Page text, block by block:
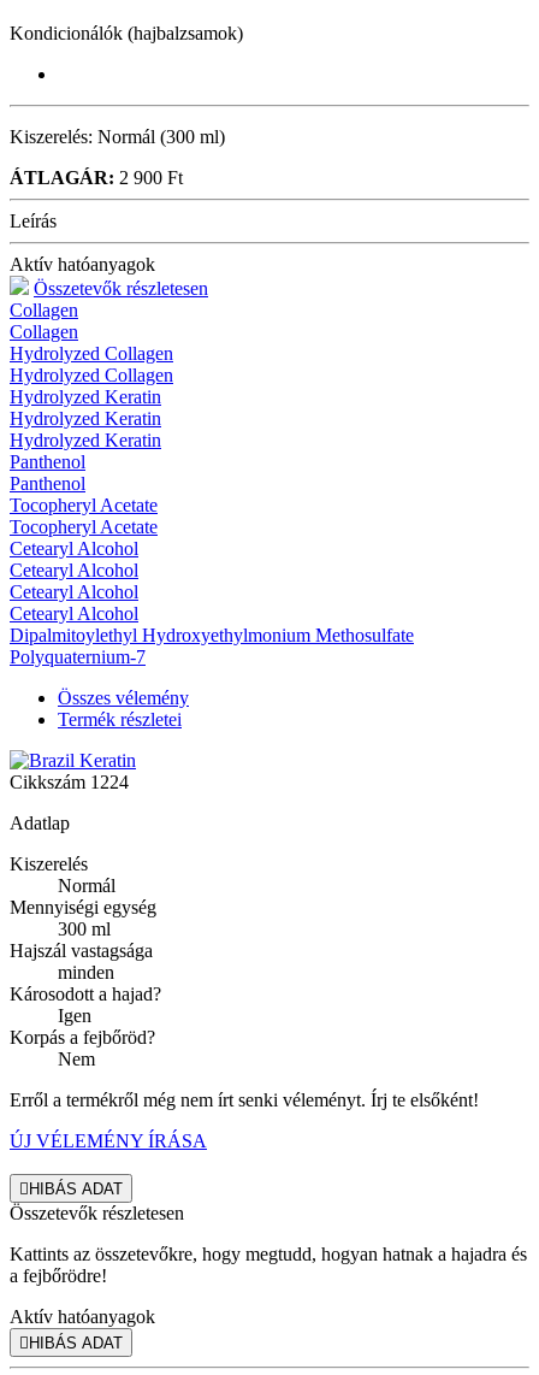
Kondicionálók (hajbalzsamok)
Kiszerelés: Normál (300 ml)
ÁTLAGÁR: 2 900 Ft
Leírás
Aktív hatóanyagok
Összetevők részletesen
Collagen
Collagen
Hydrolyzed Collagen
Hydrolyzed Collagen
Hydrolyzed Keratin
Hydrolyzed Keratin
Hydrolyzed Keratin
Panthenol
Panthenol
Tocopheryl Acetate
Tocopheryl Acetate
Cetearyl Alcohol
Cetearyl Alcohol
Cetearyl Alcohol
Cetearyl Alcohol
Dipalmitoylethyl Hydroxyethylmonium Methosulfate
Polyquaternium-7
Összes vélemény
Termék részletei
Cikkszám 1224
Adatlap
Kiszerelés
Normál
Mennyiségi egység
300 ml
Hajszál vastagsága
minden
Károsodott a hajad?
Igen
Korpás a fejbőröd?
Nem
Erről a termékről még nem írt senki véleményt. Írj te elsőként!
ÚJ VÉLEMÉNY ÍRÁSA
HIBÁS ADAT
Összetevők részletesen
Kattints az összetevőkre, hogy megtudd, hogyan hatnak a hajadra és
a fejbőrödre!
Aktív hatóanyagok
HIBÁS ADAT